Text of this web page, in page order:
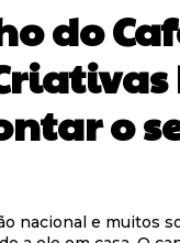
do
o
nacional e muitos